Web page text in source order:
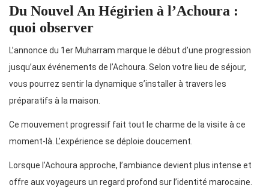
Du Nouvel An Hégirien à l’Achoura :
quoi observer
L’annonce du 1er Muharram marque le début d’une progression
jusqu’aux événements de l’Achoura. Selon votre lieu de séjour,
vous pourrez sentir la dynamique s’installer à travers les
préparatifs à la maison.
Ce mouvement progressif fait tout le charme de la visite à ce
moment-là. L’expérience se déploie doucement.
Lorsque l’Achoura approche, l’ambiance devient plus intense et
offre aux voyageurs un regard profond sur l’identité marocaine.